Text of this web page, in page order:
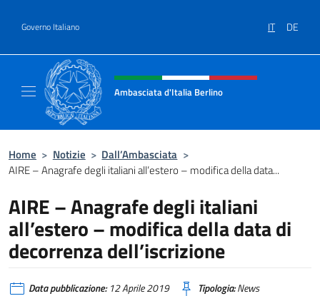
Governo Italiano IT DE
Intestazione sito, social e menù
Ambasciata d'Italia Berlino
Home > Notizie > Dall’Ambasciata >
AIRE – Anagrafe degli italiani all’estero – modifica della data...
AIRE – Anagrafe degli italiani
all’estero – modifica della data di
decorrenza dell’iscrizione
Data pubblicazione:12 Aprile 2019 Tipologia:News